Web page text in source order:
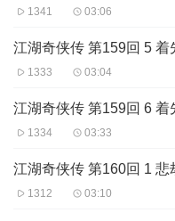
1341 03:06
江湖奇侠传 第159回 5 着
1333 03:04
江湖奇侠传 第159回 6 着
1334 03:33
江湖奇侠传 第160回 1 悲
1312 03:10